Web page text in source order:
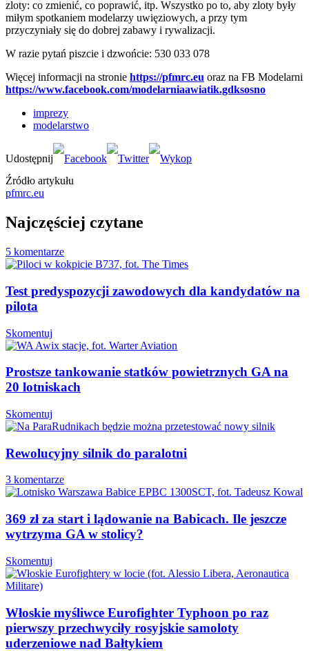
zloty: co zmienić, co poprawić, itp. Wszystko po to, aby zloty były
miłym spotkaniem modelarzy uwięziowych, a przy tym
przyczyniały się do dobrej zabawy i rywalizacji.
W razie pytań piszcie i dzwońcie: 530 033 078
Więcej informacji na stronie https://pfmrc.eu oraz na FB Modelarni
https://www.facebook.com/modelarniaawiatik.gdksosno
imprezy
modelarstwo
Źródło artykułu
pfmrc.eu
Najczęściej czytane
5 komentarze
Test predyspozycji zawodowych dla kandydatów na
pilota
Skomentuj
Prostsze tankowanie statków powietrznych GA na
20 lotniskach
Skomentuj
Rewolucyjny silnik do paralotni
3 komentarze
369 zł za start i lądowanie na Babicach. Ile jeszcze
wytrzyma GA w stolicy?
Skomentuj
Włoskie myśliwce Eurofighter Typhoon po raz
pierwszy przechwyciły rosyjskie samoloty
uderzeniowe nad Bałtykiem